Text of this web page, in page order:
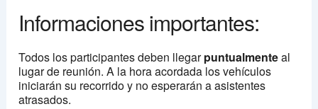
Informaciones importantes:
Todos los participantes deben llegarpuntualmenteal
lugar de reunión. A la hora acordada los vehículos
iniciarán su recorrido y no esperarán a asistentes
atrasados.